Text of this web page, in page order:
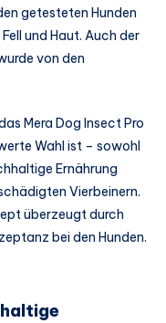
getesteten Hunden
und Haut. Auch der
von den
Mera Dog Insect Pro
Wahl ist – sowohl
Ernährung
Vierbeinern.
überzeugt durch
bei den Hunden.